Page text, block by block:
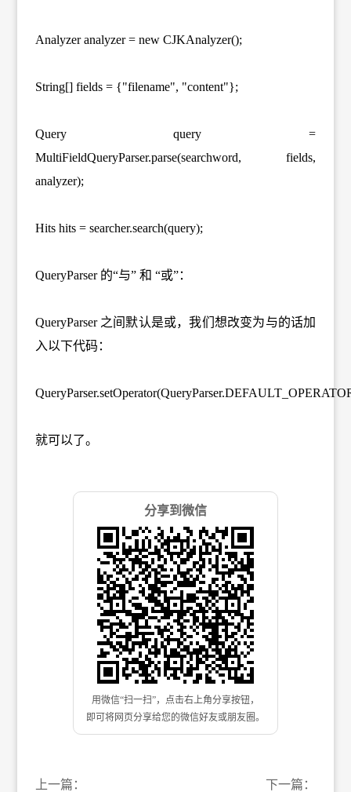
Analyzer analyzer = new CJKAnalyzer();
String[] fields = {"filename", "content"};
Query query =
MultiFieldQueryParser.parse(searchword, fields,
analyzer);
Hits hits = searcher.search(query);
QueryParser 的“与” 和 “或”：
QueryParser 之间默认是或，我们想改变为与的话加
入以下代码：
就可以了。
分享到微信
用微信“扫一扫”，点击右上角分享按钮，
即可将网页分享给您的微信好友或朋友圈。
上一篇：
下一篇：